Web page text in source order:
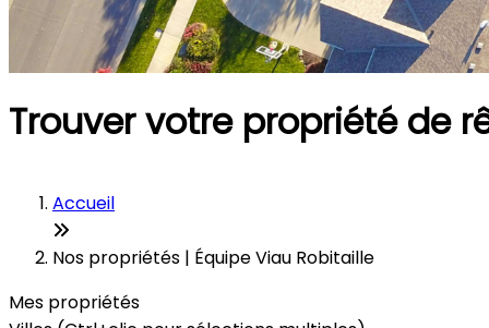
Trouver votre propriété de
Accueil
Nos propriétés | Équipe Viau Robitaille
Mes propriétés